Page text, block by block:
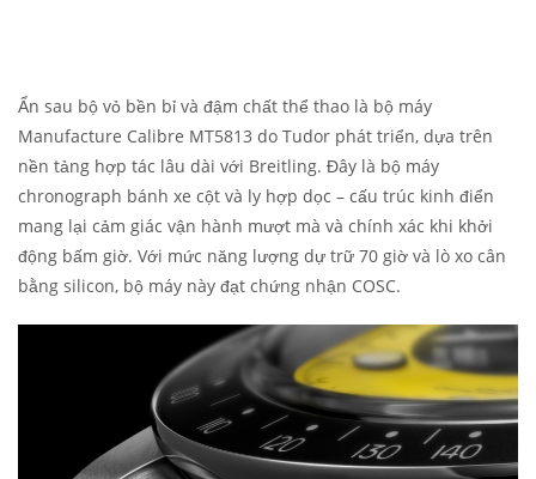
Ẩn sau bộ vỏ bền bỉ và đậm chất thể thao là bộ máy
Manufacture Calibre MT5813 do Tudor phát triển, dựa trên
nền tảng hợp tác lâu dài với Breitling. Đây là bộ máy
chronograph bánh xe cột và ly hợp dọc – cấu trúc kinh điển
mang lại cảm giác vận hành mượt mà và chính xác khi khởi
động bấm giờ. Với mức năng lượng dự trữ 70 giờ và lò xo cân
bằng silicon, bộ máy này đạt chứng nhận COSC.